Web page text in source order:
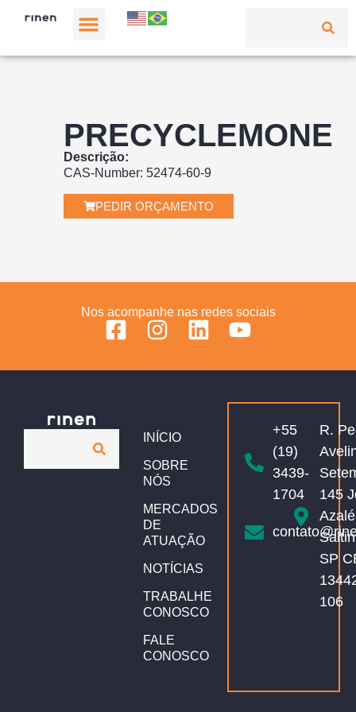
PRECYCLEMONE
Descrição:
CAS-Number: 52474-60-9
PEDIR ORÇAMENTO
Nos acompanhe nas redes sociais
INÍCIO
SOBRE
NÓS
MERCADOS
DE
ATUAÇÃO
NOTÍCIAS
TRABALHE
CONOSCO
FALE
CONOSCO
+55
(19)
3439-
1704
R.
145
SP
106